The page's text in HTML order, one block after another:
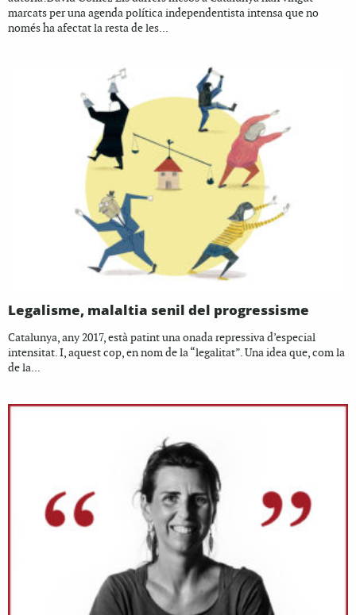
marcats per una agenda política independentista intensa que no
només ha afectat la resta de les...
Legalisme, malaltia senil del progressisme
Catalunya, any 2017, està patint una onada repressiva d’especial
intensitat. I, aquest cop, en nom de la “legalitat”. Una idea que, com la
de la...